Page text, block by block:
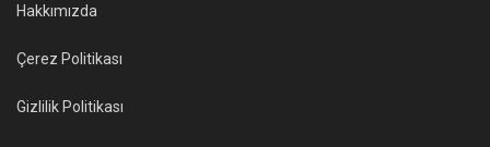
Hakkımızda
Çerez Politikası
Gizlilik Politikası